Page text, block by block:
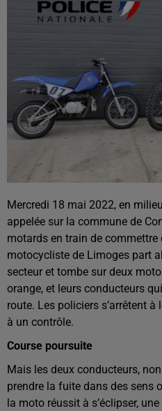
Mercredi 18 mai 2022, en
appelée sur la commune de
motards en train de
motocycliste de Limoges part
secteur et tombe sur deux
orange, et leurs conducteurs
route. Les policiers s’arrêtent
à un contrôle.
Course poursuite
Mais les deux conducteurs,
prendre la fuite dans des sens
la moto réussit à s’éclipser,